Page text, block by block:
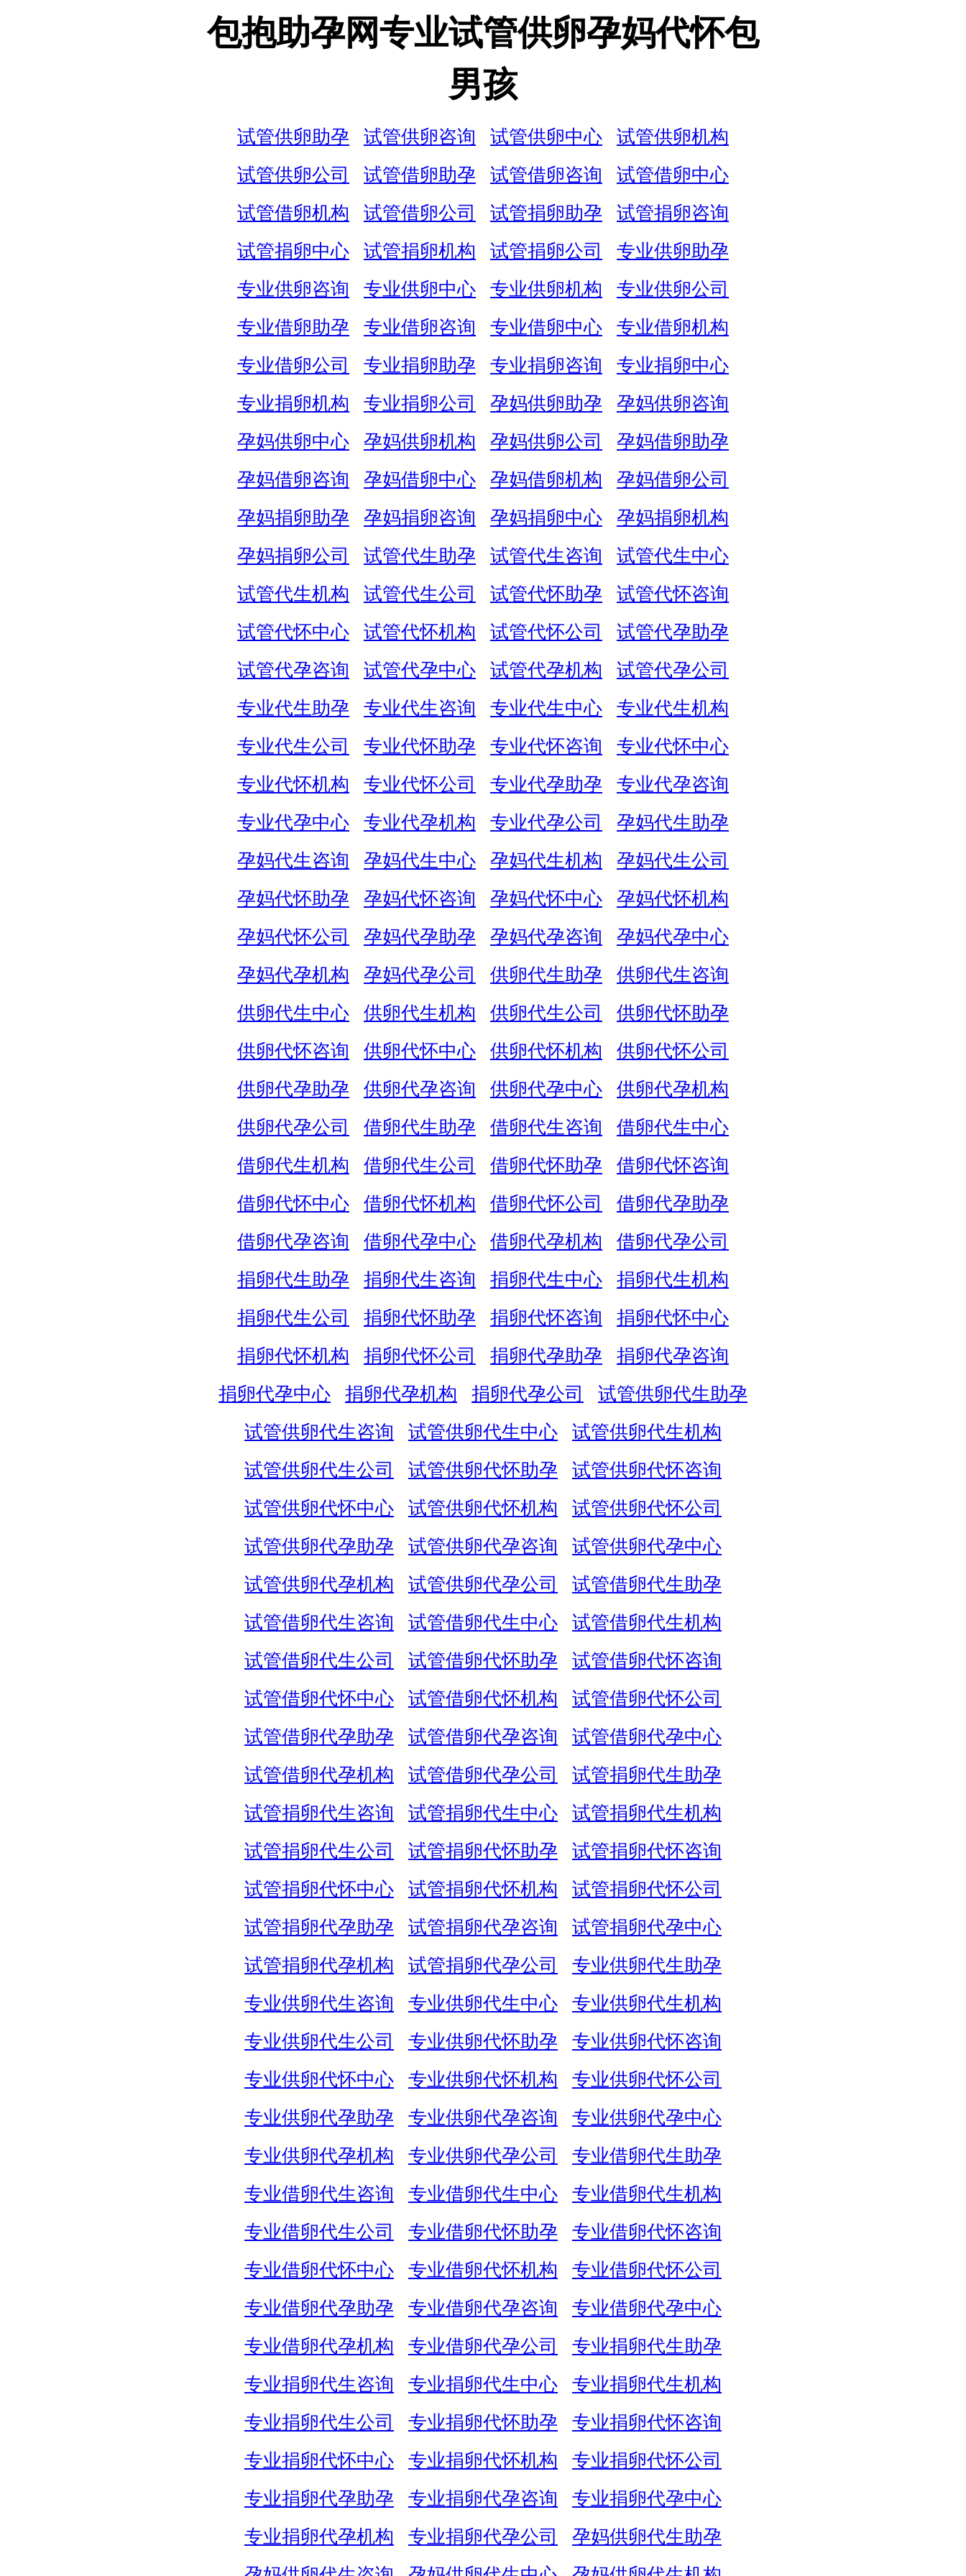
包抱助孕网专业试管供卵孕妈代怀包
男孩
试管供卵助孕 试管供卵咨询 试管供卵中心
试管供卵机构
试管供卵公司
试管借卵助孕 试管借卵咨询
试管借卵中心
试管借卵机构
试管借卵公司 试管捐卵助孕
试管捐卵咨询
试管捐卵中心
试管捐卵机构 试管捐卵公司
专业供卵助孕
专业供卵咨询
专业供卵中心 专业供卵机构
专业供卵公司
专业借卵助孕
专业借卵咨询 专业借卵中心
专业借卵机构
专业借卵公司
专业捐卵助孕 专业捐卵咨询
专业捐卵中心
专业捐卵机构
专业捐卵公司 孕妈供卵助孕
孕妈供卵咨询
孕妈供卵中心
孕妈供卵机构 孕妈供卵公司
孕妈借卵助孕
孕妈借卵咨询
孕妈借卵中心 孕妈借卵机构
孕妈借卵公司
孕妈捐卵助孕
孕妈捐卵咨询 孕妈捐卵中心
孕妈捐卵机构
孕妈捐卵公司
试管代生助孕 试管代生咨询
试管代生中心
试管代生机构
试管代生公司 试管代怀助孕
试管代怀咨询
试管代怀中心
试管代怀机构 试管代怀公司
试管代孕助孕
试管代孕咨询
试管代孕中心 试管代孕机构
试管代孕公司
专业代生助孕
专业代生咨询 专业代生中心
专业代生机构
专业代生公司
专业代怀助孕 专业代怀咨询
专业代怀中心
专业代怀机构
专业代怀公司 专业代孕助孕
专业代孕咨询
专业代孕中心
专业代孕机构 专业代孕公司
孕妈代生助孕
孕妈代生咨询
孕妈代生中心 孕妈代生机构
孕妈代生公司
孕妈代怀助孕
孕妈代怀咨询 孕妈代怀中心
孕妈代怀机构
孕妈代怀公司
孕妈代孕助孕 孕妈代孕咨询
孕妈代孕中心
孕妈代孕机构
孕妈代孕公司 供卵代生助孕
供卵代生咨询
供卵代生中心
供卵代生机构 供卵代生公司
供卵代怀助孕
供卵代怀咨询
供卵代怀中心 供卵代怀机构
供卵代怀公司
供卵代孕助孕
供卵代孕咨询 供卵代孕中心
供卵代孕机构
供卵代孕公司
借卵代生助孕 借卵代生咨询
借卵代生中心
借卵代生机构
借卵代生公司 借卵代怀助孕
借卵代怀咨询
借卵代怀中心
借卵代怀机构 借卵代怀公司
借卵代孕助孕
借卵代孕咨询
借卵代孕中心 借卵代孕机构
借卵代孕公司
捐卵代生助孕
捐卵代生咨询 捐卵代生中心
捐卵代生机构
捐卵代生公司
捐卵代怀助孕 捐卵代怀咨询
捐卵代怀中心
捐卵代怀机构
捐卵代怀公司 捐卵代孕助孕
捐卵代孕咨询
捐卵代孕中心
捐卵代孕机构 捐卵代孕公司
试管供卵代生助孕
试管供卵代生咨询
试管供卵代生中心
试管供卵代生机构
试管供卵代生公司
试管供卵代怀助孕
试管供卵代怀咨询
试管供卵代怀中心
试管供卵代怀机构
试管供卵代怀公司
试管供卵代孕助孕
试管供卵代孕咨询
试管供卵代孕中心
试管供卵代孕机构
试管供卵代孕公司
试管借卵代生助孕
试管借卵代生咨询
试管借卵代生中心
试管借卵代生机构
试管借卵代生公司
试管借卵代怀助孕
试管借卵代怀咨询
试管借卵代怀中心
试管借卵代怀机构
试管借卵代怀公司
试管借卵代孕助孕
试管借卵代孕咨询
试管借卵代孕中心
试管借卵代孕机构
试管借卵代孕公司
试管捐卵代生助孕
试管捐卵代生咨询
试管捐卵代生中心
试管捐卵代生机构
试管捐卵代生公司
试管捐卵代怀助孕
试管捐卵代怀咨询
试管捐卵代怀中心
试管捐卵代怀机构
试管捐卵代怀公司
试管捐卵代孕助孕
试管捐卵代孕咨询
试管捐卵代孕中心
试管捐卵代孕机构
试管捐卵代孕公司
专业供卵代生助孕
专业供卵代生咨询
专业供卵代生中心
专业供卵代生机构
专业供卵代生公司
专业供卵代怀助孕
专业供卵代怀咨询
专业供卵代怀中心
专业供卵代怀机构
专业供卵代怀公司
专业供卵代孕助孕
专业供卵代孕咨询
专业供卵代孕中心
专业供卵代孕机构
专业供卵代孕公司
专业借卵代生助孕
专业借卵代生咨询
专业借卵代生中心
专业借卵代生机构
专业借卵代生公司
专业借卵代怀助孕
专业借卵代怀咨询
专业借卵代怀中心
专业借卵代怀机构
专业借卵代怀公司
专业借卵代孕助孕
专业借卵代孕咨询
专业借卵代孕中心
专业借卵代孕机构
专业借卵代孕公司
专业捐卵代生助孕
专业捐卵代生咨询
专业捐卵代生中心
专业捐卵代生机构
专业捐卵代生公司
专业捐卵代怀助孕
专业捐卵代怀咨询
专业捐卵代怀中心
专业捐卵代怀机构
专业捐卵代怀公司
专业捐卵代孕助孕
专业捐卵代孕咨询
专业捐卵代孕中心
专业捐卵代孕机构
专业捐卵代孕公司
孕妈供卵代生助孕